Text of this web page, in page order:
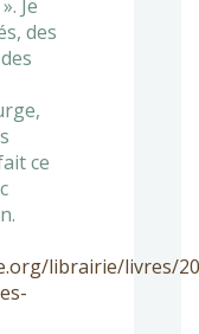
Je
des
ce
librairie/livres/